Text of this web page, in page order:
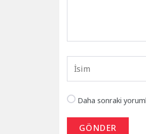
Daha sonraki
GÖNDER